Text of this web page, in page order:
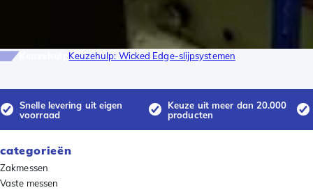
Keuzehulp: Wicked Edge-slijpsystemen
Snelle levering uit eigen
voorraad
Keuze uit meer dan 20.000
producten
categorieën
Zakmessen
Vaste messen